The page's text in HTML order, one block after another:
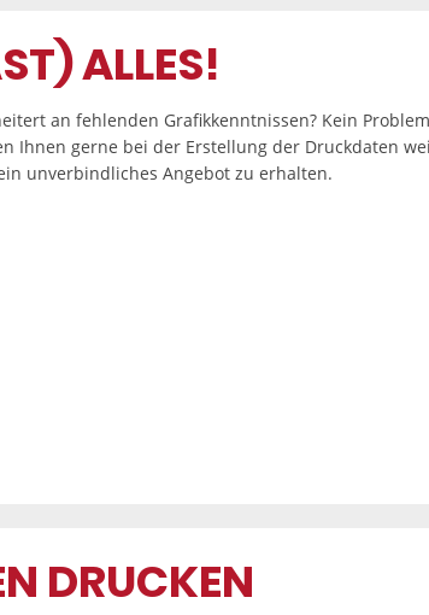
ALLES!
an fehlenden Grafikkenntnissen? Kein
Ihnen gerne bei der Erstellung der Druckdaten
unverbindliches Angebot zu erhalten.
DRUCKEN